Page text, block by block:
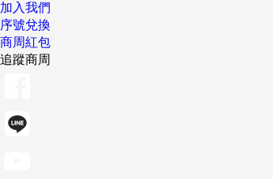
加入我們
序號兌換
商周紅包
追蹤商周